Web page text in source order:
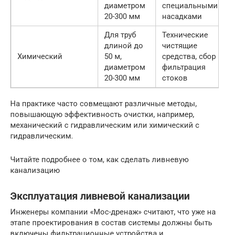
диаметром
20-300 мм
специальными
насадками
Химический
Для труб
длиной до
50 м,
диаметром
20-300 мм
Технические
чистящие
средства, сбор и
фильтрация
стоков
На практике часто совмещают различные методы,
повышающую эффективность очистки, например,
механический с гидравлическим или химический с
гидравлическим.
Читайте подробнее о том, как сделать ливневую
канализацию
Эксплуатация ливневой канализации
Инженеры компании «Мос-дренаж» считают, что уже на
этапе проектирования в состав системы должны быть